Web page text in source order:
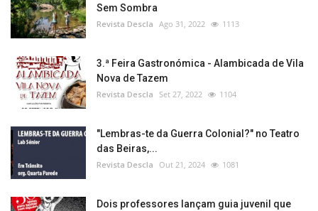
Sem Sombra
Revista Descla Ago 31, 2022 1113
3.ª Feira Gastronómica - Alambicada de Vila
Nova de Tazem
Revista Descla Set 27, 2022 1104
"Lembras-te da Guerra Colonial?" no Teatro
das Beiras,...
Revista Descla Out 21, 2024 1081
Dois professores lançam guia juvenil que